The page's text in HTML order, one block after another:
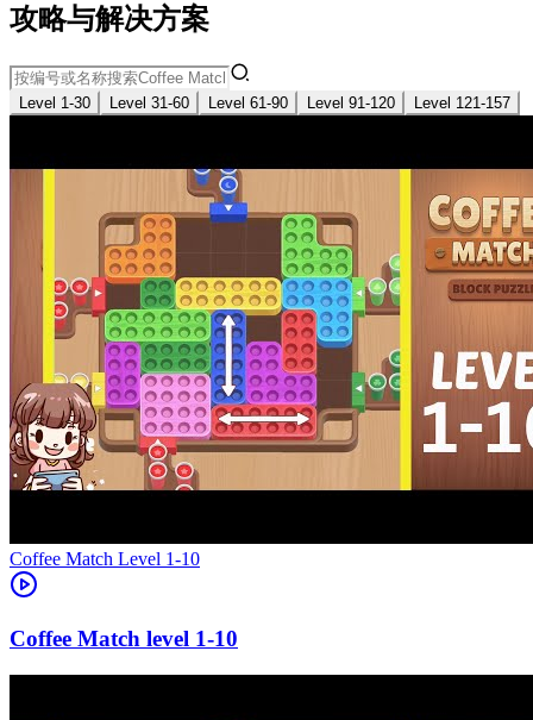
攻略与解决方案
Level 1-30 Level 31-60 Level 61-90 Level 91-120 Level 121-157
Level 1-10
1-10